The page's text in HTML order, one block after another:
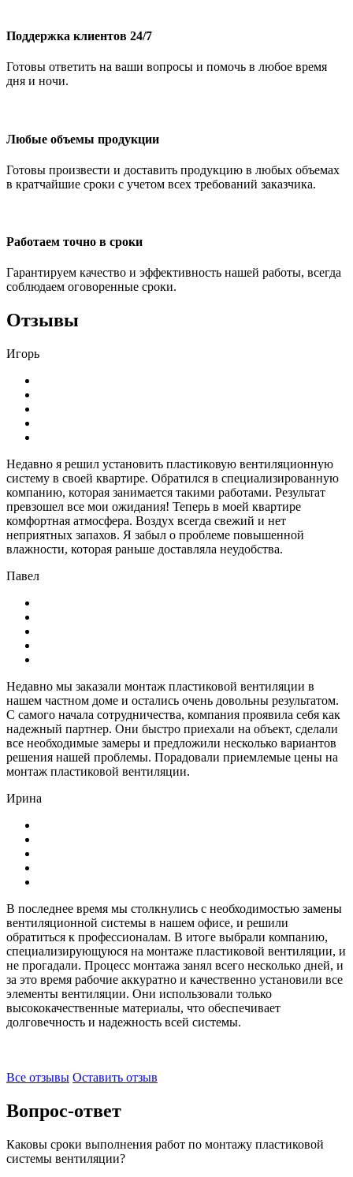
Поддержка клиентов 24/7
Готовы ответить на ваши вопросы и помочь в любое время
дня и ночи.
Любые объемы продукции
Готовы произвести и доставить продукцию в любых объемах
в кратчайшие сроки с учетом всех требований заказчика.
Работаем точно в сроки
Гарантируем качество и эффективность нашей работы, всегда
соблюдаем оговоренные сроки.
Отзывы
Игорь
Недавно я решил установить пластиковую вентиляционную
систему в своей квартире. Обратился в специализированную
компанию, которая занимается такими работами. Результат
превзошел все мои ожидания! Теперь в моей квартире
комфортная атмосфера. Воздух всегда свежий и нет
неприятных запахов. Я забыл о проблеме повышенной
влажности, которая раньше доставляла неудобства.
Павел
Недавно мы заказали монтаж пластиковой вентиляции в
нашем частном доме и остались очень довольны результатом.
С самого начала сотрудничества, компания проявила себя как
надежный партнер. Они быстро приехали на объект, сделали
все необходимые замеры и предложили несколько вариантов
решения нашей проблемы. Порадовали приемлемые цены на
монтаж пластиковой вентиляции.
Ирина
В последнее время мы столкнулись с необходимостью замены
вентиляционной системы в нашем офисе, и решили
обратиться к профессионалам. В итоге выбрали компанию,
специализирующуюся на монтаже пластиковой вентиляции, и
не прогадали. Процесс монтажа занял всего несколько дней, и
за это время рабочие аккуратно и качественно установили все
элементы вентиляции. Они использовали только
высококачественные материалы, что обеспечивает
долговечность и надежность всей системы.
Все отзывы Оставить отзыв
Вопрос-ответ
Каковы сроки выполнения работ по монтажу пластиковой
системы вентиляции?